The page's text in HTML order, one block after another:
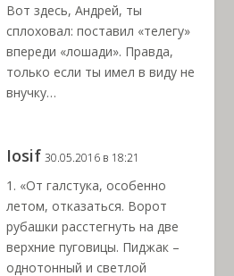
Вот здесь, Андрей, ты
сплоховал: поставил «телегу»
впереди «лошади». Правда,
только если ты имел в виду не
внучку…
Iosif 30.05.2016 в 18:21
1. «От галстука, особенно
летом, отказаться. Ворот
рубашки расстегнуть на две
верхние пуговицы. Пиджак –
однотонный и светлой